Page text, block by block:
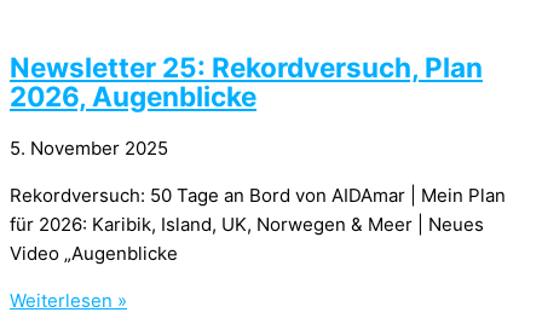
Newsletter 25: Rekordversuch, Plan
2026, Augenblicke
5. November 2025
Rekordversuch: 50 Tage an Bord von AIDAmar | Mein Plan
für 2026: Karibik, Island, UK, Norwegen & Meer | Neues
Video „Augenblicke
Weiterlesen »